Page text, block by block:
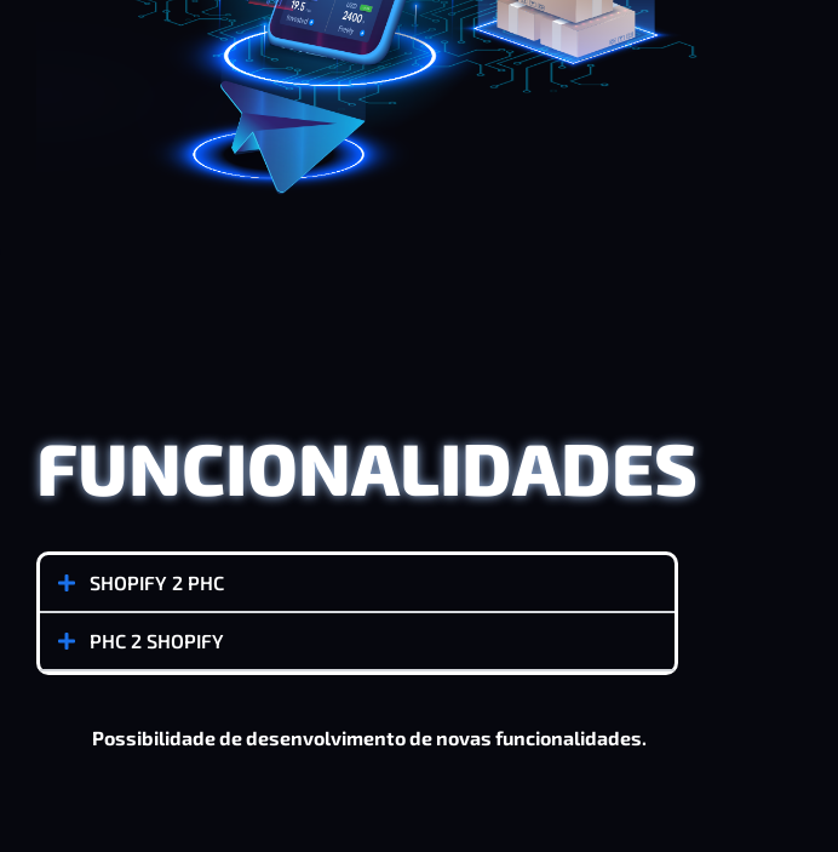
FUNCIONALIDADES
SHOPIFY 2 PHC
PHC 2 SHOPIFY
Possibilidade de desenvolvimento de novas funcionalidades.